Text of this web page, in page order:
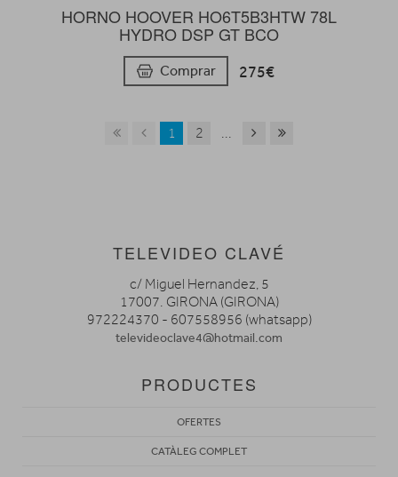
HORNO HOOVER HO6T5B3HTW 78L
HYDRO DSP GT BCO
Comprar 275€
1 2 ...
TELEVIDEO CLAVÉ
c/ Miguel Hernandez, 5
17007. GIRONA (GIRONA)
972224370 - 607558956 (whatsapp)
televideoclave4@hotmail.com
PRODUCTES
OFERTES
CATÀLEG COMPLET